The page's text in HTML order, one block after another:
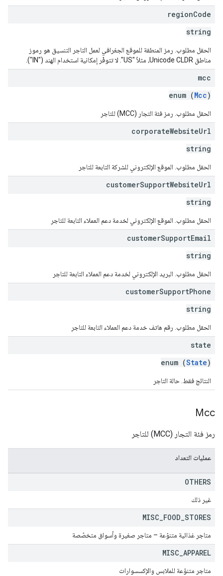
regionCode
string
الحقل مطلوب. رمز المنطقة للموقع الجغرافي لعمل التاجر التنسيق هو رموز
مناطق Unicode CLDR، مثلاً "US". لا تتوفّر إمكانية استخدام الهند ("IN").
mcc
enum (Mcc)
الحقل مطلوب. رمز فئة التجار (MCC) للتاجر
corporateWebsiteUrl
string
الحقل مطلوب. الموقع الإلكتروني للشركة التابعة للتاجر
customerSupportWebsiteUrl
string
الحقل مطلوب. الموقع الإلكتروني لخدمة دعم العملاء التابعة للتاجر
customerSupportEmail
string
الحقل مطلوب. البريد الإلكتروني لخدمة دعم العملاء التابعة للتاجر
customerSupportPhone
string
الحقل مطلوب. رقم هاتف خدمة دعم العملاء التابعة للتاجر
state
enum (State)
النتائج فقط. حالة التاجر
Mcc
رمز فئة التجار (MCC) للتاجر
عمليات التعداد
OTHERS
غير ذلك
MISC FOOD STORES
متاجر غذائية متنوّعة – متاجر صغيرة وأسواق متخصّصة
MISC APPAREL
متاجر متنوّعة للملابس والإكسسوارات